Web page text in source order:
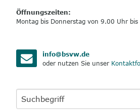
Öffnungszeiten:
Montag bis Donnerstag von 9.00 Uhr bis
info@bsvw.de
oder nutzen Sie unser